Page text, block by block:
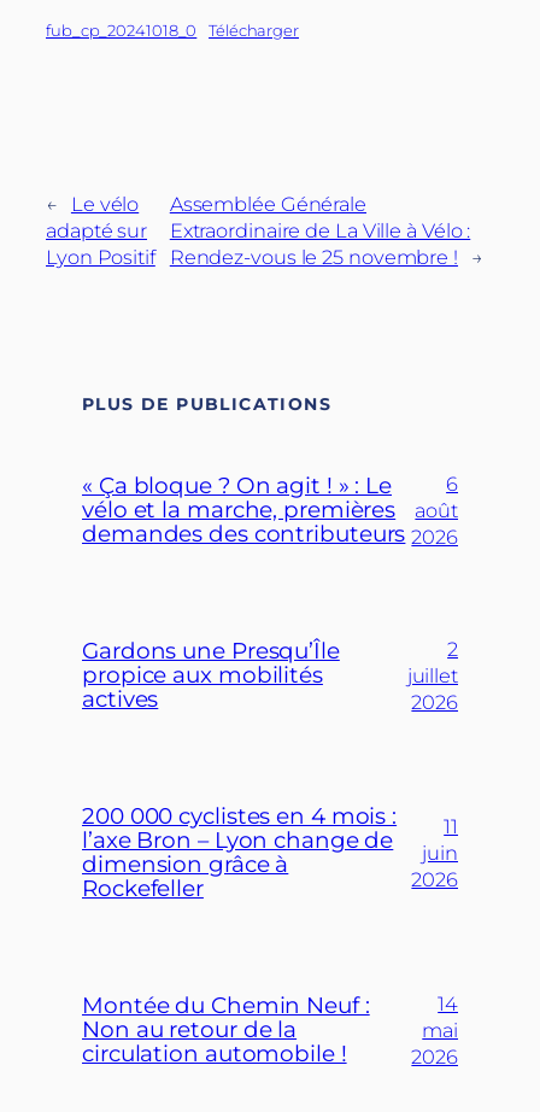
fub_cp_20241018_0 Télécharger
←
Le vélo
adapté sur
Lyon Positif
Assemblée Générale
Extraordinaire de La Ville à Vélo :
Rendez-vous le 25 novembre !
→
PLUS DE PUBLICATIONS
« Ça bloque ? On agit ! » : Le
vélo et la marche, premières
demandes des contributeurs
6
août
2026
Gardons une Presqu’Île
propice aux mobilités
actives
2
juillet
2026
200 000 cyclistes en 4 mois :
l’axe Bron – Lyon change de
dimension grâce à
Rockefeller
11
juin
2026
Montée du Chemin Neuf :
Non au retour de la
circulation automobile !
14
mai
2026